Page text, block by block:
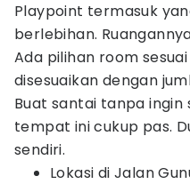
Playpoint termasuk
berlebihan.
Ada pilihan room
disesuaikan dengan
Buat santai tanpa ingin
tempat ini cukup pas.
sendiri.
Lokasi di Jalan